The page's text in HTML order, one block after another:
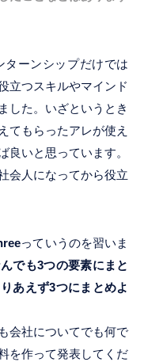
ターンシップだけでは
立つスキルやマインド
した。いざというとき
てもらったアレが使え
良いと思っています。
会人になってから役立
っていうのを習いま
でも3つの要素にまと
あえず3つにまとめよ
会社についてでも何で
を作って発表してくだ